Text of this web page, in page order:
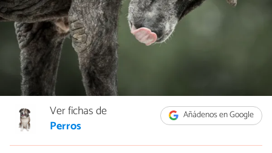
Añádenos en Google
Ver fichas de
Perros